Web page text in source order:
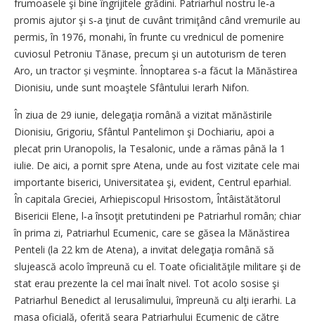
frumoasele şi bine îngrijitele grădini. Patriar­hul nostru le‑a
promis ajutor şi s‑a ţinut de cuvânt trimiţând când vremurile au
permis, în 1976, monahi, în frunte cu vrednicul de pomenire
cuviosul Petroniu Tănase, precum şi un autoturism de teren
Aro, un trac­tor și veşminte. Înnoptarea s‑a făcut la Mănăstirea
Dionisiu, unde sunt moaştele Sfântului Ierarh Nifon.
În ziua de 29 iunie, delegaţia română a vizitat mănăstirile
Dionisiu, Grigoriu, Sfântul Pantelimon şi Dochiariu, apoi a
plecat prin Uranopolis, la Tesalonic, unde a rămas până la 1
iulie. De aici, a pornit spre Atena, unde au fost vizitate cele mai
importante biserici, Universitatea şi, evident, Centrul eparhial.
În capitala Greciei, Arhiepiscopul Hrisostom, Întâistă­tă­torul
Bisericii Elene, l‑a însoţit pretutindeni pe Patriarhul român; chiar
în prima zi, Patriarhul Ecumenic, care se găsea la Mănăstirea
Penteli (la 22 km de Atena), a invi­tat delegaţia română să
slujească acolo împreună cu el. Toate ofi­cia­lităţile militare şi de
stat erau prezente la cel mai înalt nivel. Tot acolo sosise şi
Patriarhul Benedict al Ierusalimului, împreună cu alţi ierarhi. La
masa oficială, oferită seara Patriarhului Ecumenic de către